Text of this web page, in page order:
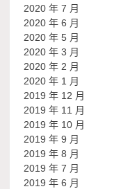
2020 年 7 月
2020 年 6 月
2020 年 5 月
2020 年 3 月
2020 年 2 月
2020 年 1 月
2019 年 12 月
2019 年 11 月
2019 年 10 月
2019 年 9 月
2019 年 8 月
2019 年 7 月
2019 年 6 月